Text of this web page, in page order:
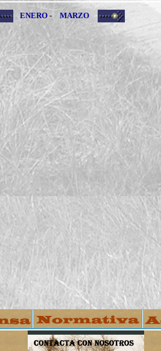
ENERO - MARZO